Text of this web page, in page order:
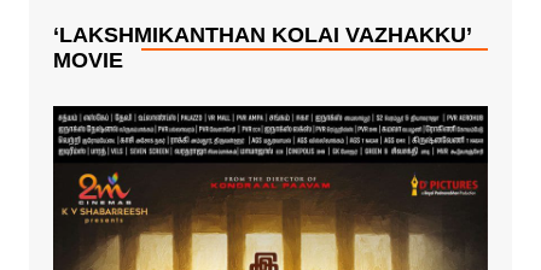
‘LAKSHMIKANTHAN KOLAI VAZHAKKU’
MOVIE